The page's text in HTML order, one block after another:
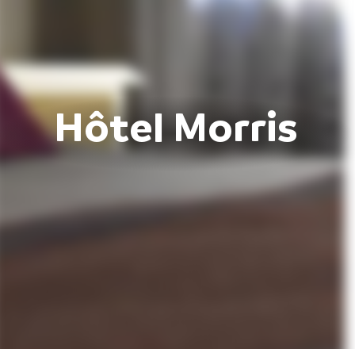
Hôtel Morris